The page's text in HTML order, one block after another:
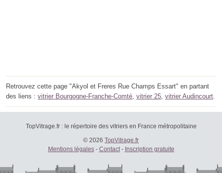
Retrouvez cette page "Akyol et Freres Rue Champs Essart" en partant
des liens : vitrier Bourgogne-Franche-Comté vitrier 25 vitrier Audincourt
TopVitrage.fr : le répertoire des vitriers en France métropolitaine
© 2026 TopVitrage.fr
Mentions légales- Contact- Inscription gratuite